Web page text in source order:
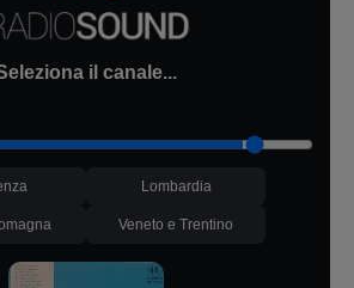
il canale...
Lombardia
Veneto e Trentino